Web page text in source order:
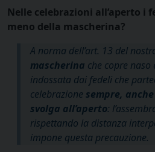
Nelle celebrazioni all’aperto i
meno della mascherina?
A norma dell’art. 13 del
mascherina che copre naso
indossata dai fedeli che
celebrazione sempre,
svolga all’aperto:
rispettando la distanza
impone questa precauzione.